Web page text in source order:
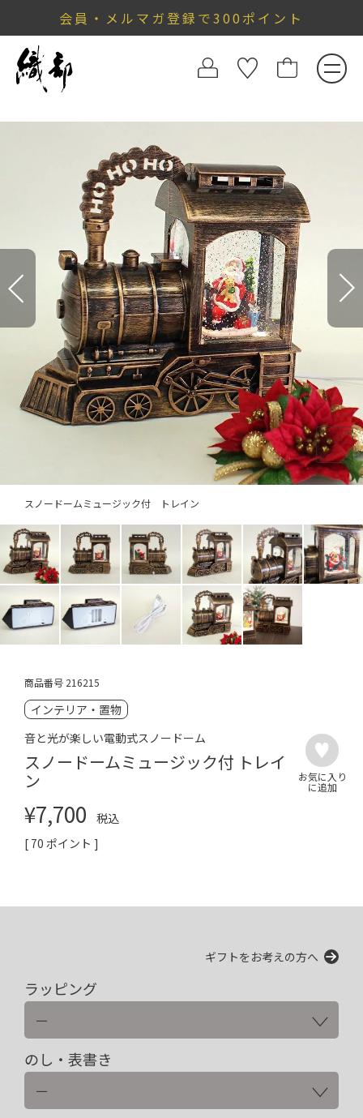
会員・メルマガ登録で300ポイント
スノードームミュージック付 トレイン
商品番号 216215
インテリア・置物
音と光が楽しい電動式スノードーム
スノードームミュージック付 トレイ
ン
¥7,700
税込
[ 70 ポイント ]
ギフトをお考えの方へ
ラッピング
のし・表書き